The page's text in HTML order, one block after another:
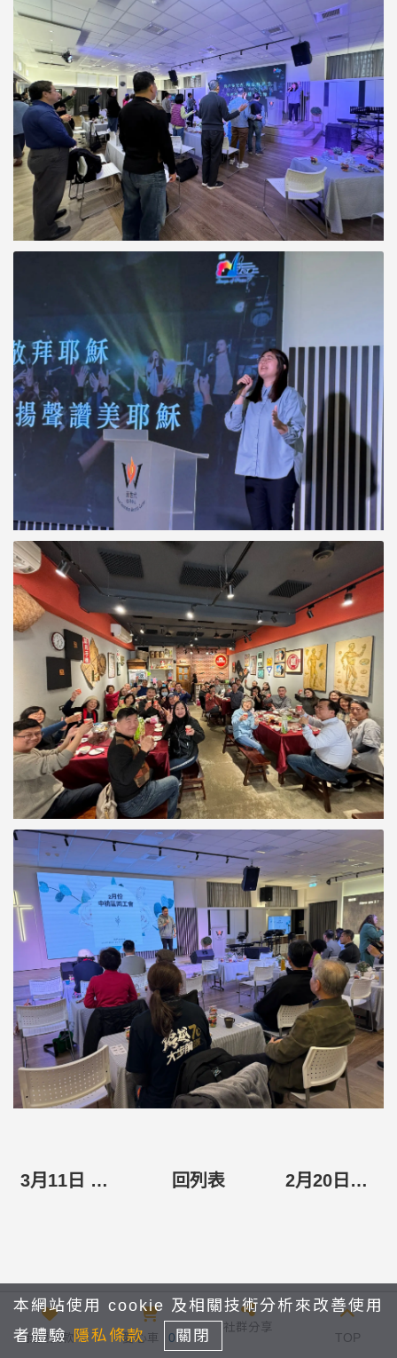
3月11日 高屏區牧者同工會 (牡丹石門浸信會) 回列表 2月20日台北市新北市牧者同工會(新春聯誼喝春酒)
我要捐款 愛心車 0
社群分享
TOP
本網站使用 cookie 及相關技術分析來改善使用
者體驗 隱私條款 關閉